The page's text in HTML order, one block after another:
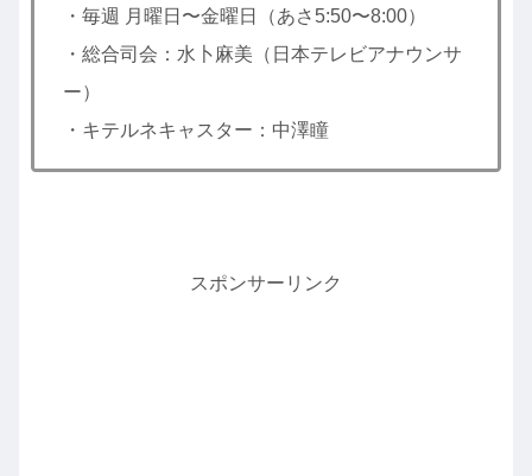
・毎週 月曜日〜金曜日（あさ5:50〜8:00）
・総合司会：水卜麻美（日本テレビアナウンサ
ー）
・キテルネキャスター：中澤瞳
スポンサーリンク